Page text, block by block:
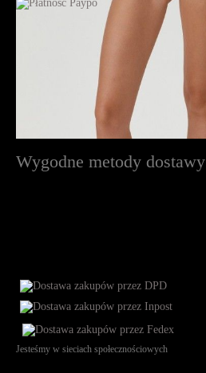
Wygodne metody dostawy
Jesteśmy w sieciach społecznościowych